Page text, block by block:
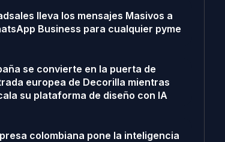
lleva los mensajes Masivos a
Business para cualquier pyme
se convierte en la puerta de
europea de Decorilla mientras
su plataforma de diseño con IA
colombiana pone la inteligencia